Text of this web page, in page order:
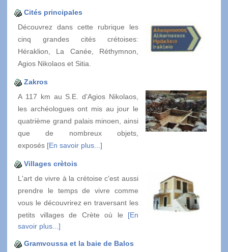
Cités principales
Découvrez dans cette rubrique les
cinq grandes cités crétoises:
Héraklion, La Canée, Réthymnon,
Agios Nikolaos et Sitia.
Zakros
A 117 km au S.E. d'Agios Nikolaos,
les archéologues ont mis au jour le
quatrième grand palais minoen, ainsi
que de nombreux objets,
exposés [En savoir plus...]
Villages crètois
L'art de vivre à la crétoise c'est aussi
prendre le temps de vivre comme
vous le découvrirez en traversant les
petits villages de Crète où le [En
savoir plus...]
Gramvoussa et la baie de Balos